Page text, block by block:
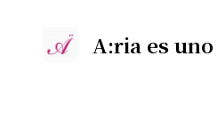
A:ria es uno